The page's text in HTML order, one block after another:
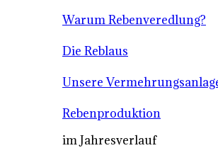
Warum Rebenveredlung?
Die Reblaus
Unsere
Rebenproduktion
im Jahresverlauf